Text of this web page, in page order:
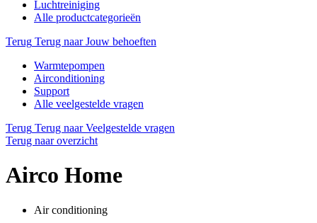
Luchtreiniging
Alle productcategorieën
Terug Terug naar Jouw behoeften
Warmtepompen
Airconditioning
Support
Alle veelgestelde vragen
Terug Terug naar Veelgestelde vragen
Terug naar overzicht
Airco Home
Air conditioning